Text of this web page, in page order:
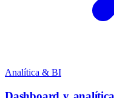
Analítica & BI